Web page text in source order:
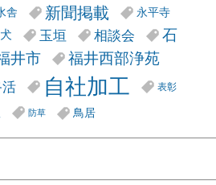
舎 新聞掲載 永平寺
玉垣 相談会
石
井市 福井西部浄苑
自社加工 表彰
防草 鳥居